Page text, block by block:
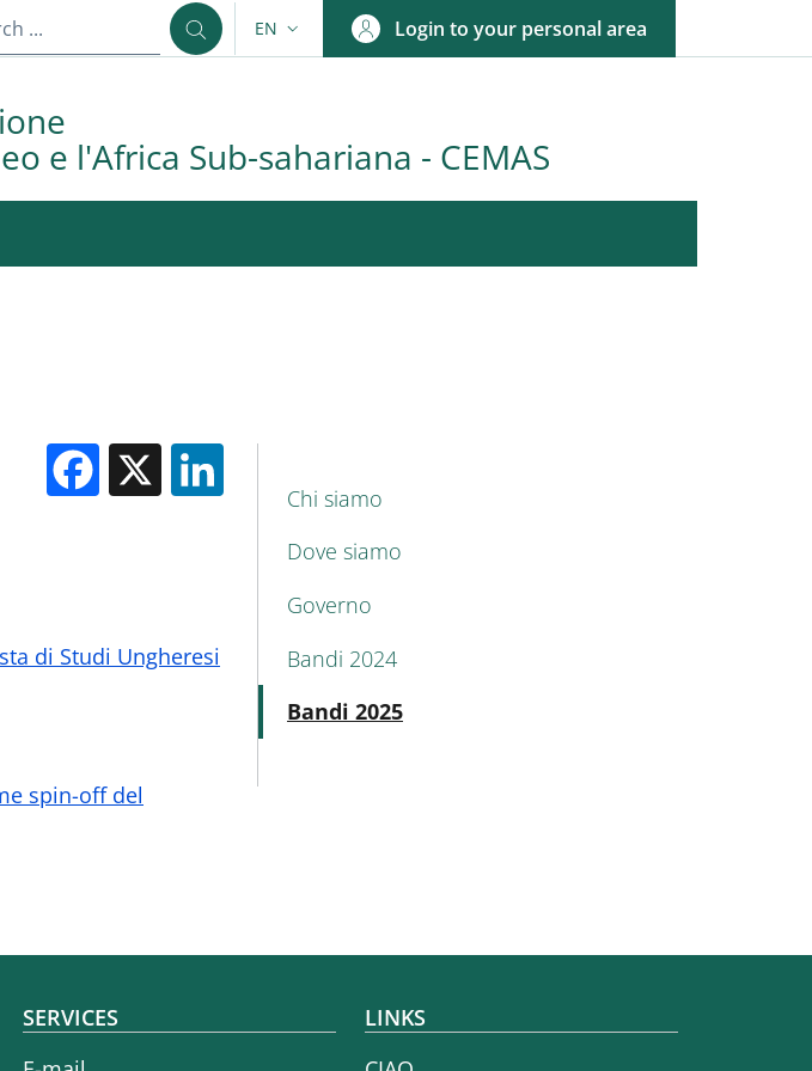
LANGUAGE SWITCHER: CURRENT LANGUAGE
EN Login to your personal area
e l'Africa Sub-sahariana - CEMAS
Facebook
X
di Studi Ungheresi
spin-off del
MAIN NAVIGATION
Chi siamo
Dove siamo
Governo
Bandi 2024
Bandi 2025
SERVICES
LINKS